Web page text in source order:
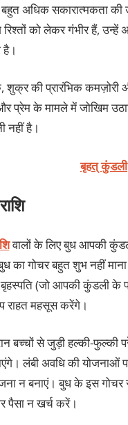
अधिक सकारात्मकता की
रिश्तों को लेकर गंभीर हैं,
है।
शुक्र की प्रारंभिक कमज़ोरी
प्रेम के मामले में जोखिम
नहीं है।
बृहत् कुंडली
वालों के लिए बुध आपकी
का गोचर बहुत शुभ नहीं
(जो आपकी कुंडली के
महसूस करेंगे।
बच्चों से जुड़ी हल्की-
लंबी अवधि की योजनाओं
न बनाएं। बुध के इस
पैसा न खर्च करें।